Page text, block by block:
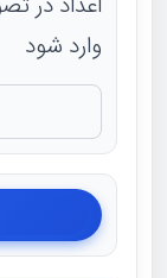
وارد شود